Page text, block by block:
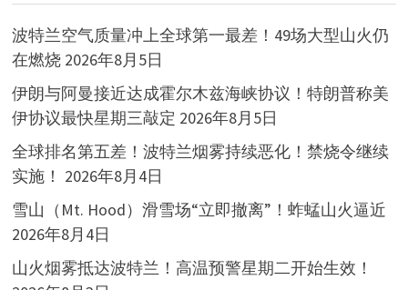
波特兰空气质量冲上全球第一最差！49场大型山火仍
在燃烧 2026年8月5日
伊朗与阿曼接近达成霍尔木兹海峡协议！特朗普称美
伊协议最快星期三敲定 2026年8月5日
全球排名第五差！波特兰烟雾持续恶化！禁烧令继续
实施！ 2026年8月4日
雪山（Mt. Hood）滑雪场“立即撤离”！蚱蜢山火逼近
2026年8月4日
山火烟雾抵达波特兰！高温预警星期二开始生效！